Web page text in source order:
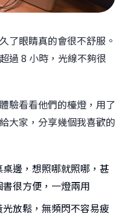
了眼睛真的會很不舒服。
過 8 小時，光線不夠很
驗看看他們的檯燈，用了
大家，分享幾個我喜歡的
桌邊，想照哪就照哪，甚
很方便，一燈兩用
光放鬆，無頻閃不容易疲